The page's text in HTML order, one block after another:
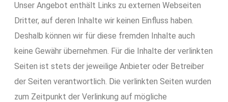
Unser Angebot enthält Links zu externen Webseiten
Dritter, auf deren Inhalte wir keinen Einfluss haben.
Deshalb können wir für diese fremden Inhalte auch
keine Gewähr übernehmen. Für die Inhalte der verlinkten
Seiten ist stets der jeweilige Anbieter oder Betreiber
der Seiten verantwortlich. Die verlinkten Seiten wurden
zum Zeitpunkt der Verlinkung auf mögliche